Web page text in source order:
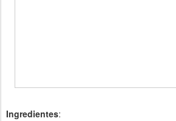
Ingredientes: